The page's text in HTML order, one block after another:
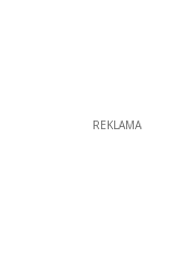
REKLAMA